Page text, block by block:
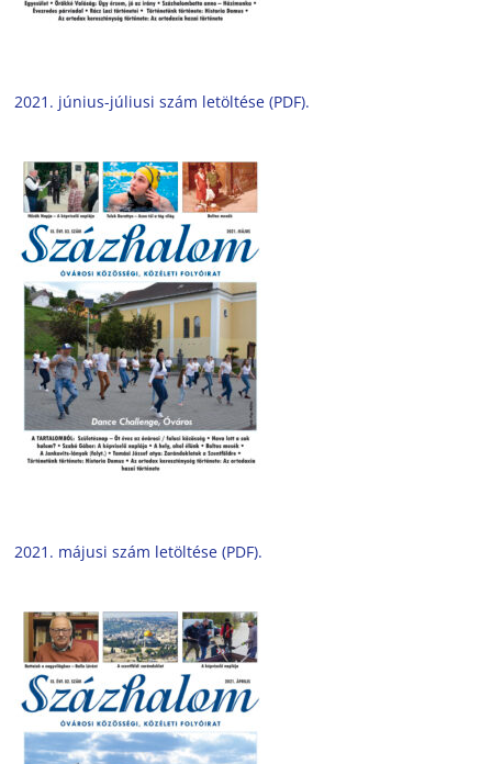
2021. június-júliusi szám letöltése (PDF).
2021. májusi szám letöltése (PDF).